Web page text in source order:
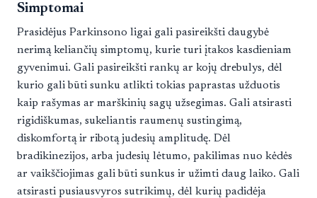
Simptomai
Prasidėjus Parkinsono ligai gali pasireikšti daugybė
nerimą keliančių simptomų, kurie turi įtakos kasdieniam
gyvenimui. Gali pasireikšti rankų ar kojų drebulys, dėl
kurio gali būti sunku atlikti tokias paprastas užduotis
kaip rašymas ar marškinių sagų užsegimas. Gali atsirasti
rigidiškumas, sukeliantis raumenų sustingimą,
diskomfortą ir ribotą judesių amplitudę. Dėl
bradikinezijos, arba judesių lėtumo, pakilimas nuo kėdės
ar vaikščiojimas gali būti sunkus ir užimti daug laiko. Gali
atsirasti pusiausvyros sutrikimų, dėl kurių padidėja